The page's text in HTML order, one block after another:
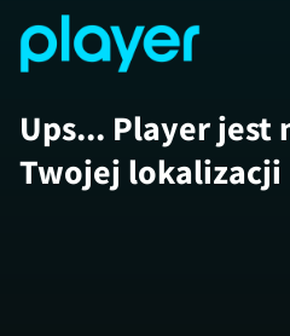
Ups... Player jest
Twojej lokalizacji